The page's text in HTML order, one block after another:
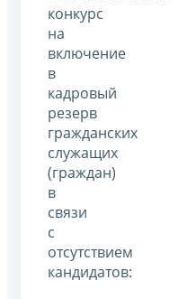
конкурс
на
включение
в
кадровый
резерв
гражданских
служащих
(граждан)
в
связи
с
отсутствием
кандидатов: